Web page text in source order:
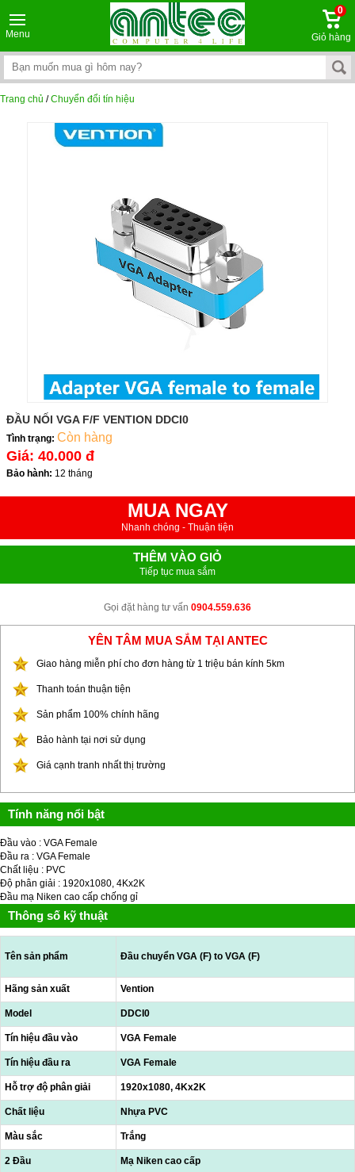
Menu
0
Giỏ hàng
Trang chủ /Chuyển đổi tín hiệu
ĐẦU NỐI VGA F/F VENTION DDCI0
Tình trạng: Còn hàng
Giá: 40.000 đ
Bảo hành: 12 tháng
MUA NGAY
Nhanh chóng - Thuận tiện
THÊM VÀO GIỎ
Tiếp tục mua sắm
Gọi đặt hàng tư vấn 0904.559.636
YÊN TÂM MUA SẮM TẠI ANTEC
Giao hàng miễn phí cho đơn hàng từ 1 triệu bán kính 5km
Thanh toán thuận tiện
Sản phẩm 100% chính hãng
Bảo hành tại nơi sử dụng
Giá cạnh tranh nhất thị trường
Tính năng nổi bật
Đầu vào : VGA Female
Đầu ra : VGA Female
Chất liệu : PVC
Độ phân giải : 1920x1080, 4Kx2K
Đầu mạ Niken cao cấp chống gỉ
Thông số kỹ thuật
Tên sản phẩm Đầu chuyển VGA (F) to VGA (F)
Hãng sản xuất Vention
Model DDCI0
Tín hiệu đầu vào VGA Female
Tín hiệu đầu ra VGA Female
Hỗ trợ độ phân giải 1920x1080, 4Kx2K
Chất liệu Nhựa PVC
Màu sắc Trắng
2 Đầu Mạ Niken cao cấp